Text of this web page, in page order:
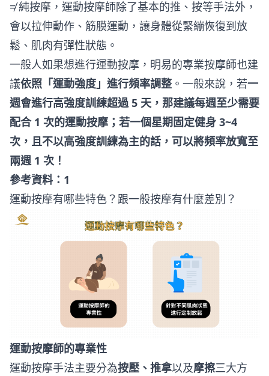
≠ 純按摩，運動按摩師除了基本的推、按等手法外，
會以拉伸動作、筋膜運動，讓身體從緊繃恢復到放
鬆、肌肉有彈性狀態。
一般人如果想進行運動按摩，明易的專業按摩師也建
議依照「運動強度」進行頻率調整 。一般來說，若一
週會進行高強度訓練超過 5 天，那建議每週至少需要
配合 1 次的運動按摩；若一個星期固定健身 3~4
次，且不以高強度訓練為主的話，可以將頻率放寬至
兩週 1 次！
參考資料： 1
運動按摩有哪些特色？跟一般按摩有什麼差別？
運動按摩師的專業性
運動按摩手法主要分為按壓、推拿以及摩擦三大方